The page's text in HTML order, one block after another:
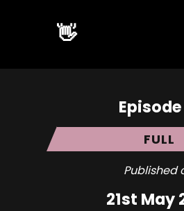
👋
Episode
FULL
Published
21st May